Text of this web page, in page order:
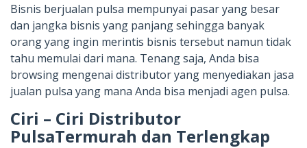
Bisnis berjualan pulsa mempunyai pasar yang besar
dan jangka bisnis yang panjang sehingga banyak
orang yang ingin merintis bisnis tersebut namun tidak
tahu memulai dari mana. Tenang saja, Anda bisa
browsing mengenai distributor yang menyediakan jasa
jualan pulsa yang mana Anda bisa menjadi agen pulsa.
Ciri – Ciri Distributor
PulsaTermurah dan Terlengkap